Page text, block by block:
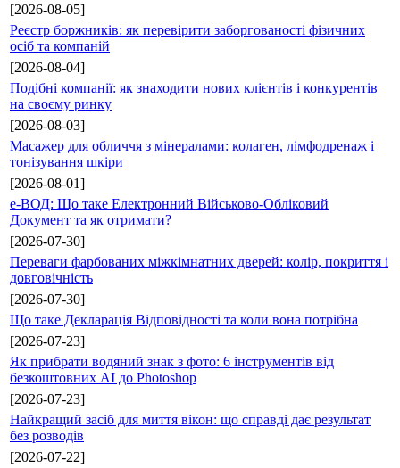
[2026-08-05]
Реєстр боржників: як перевірити заборгованості фізичних
осіб та компаній
[2026-08-04]
Подібні компанії: як знаходити нових клієнтів і конкурентів
на своєму ринку
[2026-08-03]
Масажер для обличчя з мінералами: колаген, лімфодренаж і
тонізування шкіри
[2026-08-01]
е-ВОД: Що таке Електронний Військово-Обліковий
Документ та як отримати?
[2026-07-30]
Переваги фарбованих міжкімнатних дверей: колір, покриття і
довговічність
[2026-07-30]
Що таке Декларація Відповідності та коли вона потрібна
[2026-07-23]
Як прибрати водяний знак з фото: 6 інструментів від
безкоштовних AI до Photoshop
[2026-07-23]
Найкращий засіб для миття вікон: що справді дає результат
без розводів
[2026-07-22]